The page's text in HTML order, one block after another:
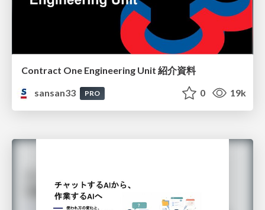
Contract One Engineering Unit 紹介資料
sansan33
PRO 0 19k